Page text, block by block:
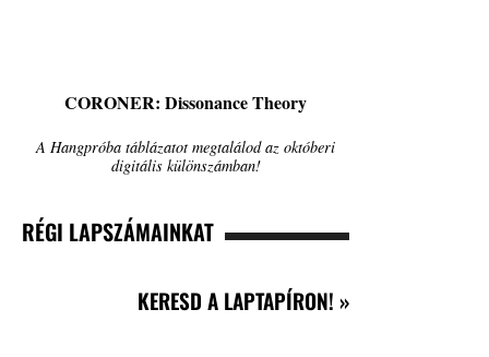
CORONER: Dissonance Theory
A Hangpróba táblázatot megtalálod az októberi
digitális különszámban!
RÉGI LAPSZÁMAINKAT
KERESD A LAPTAPÍRON! »